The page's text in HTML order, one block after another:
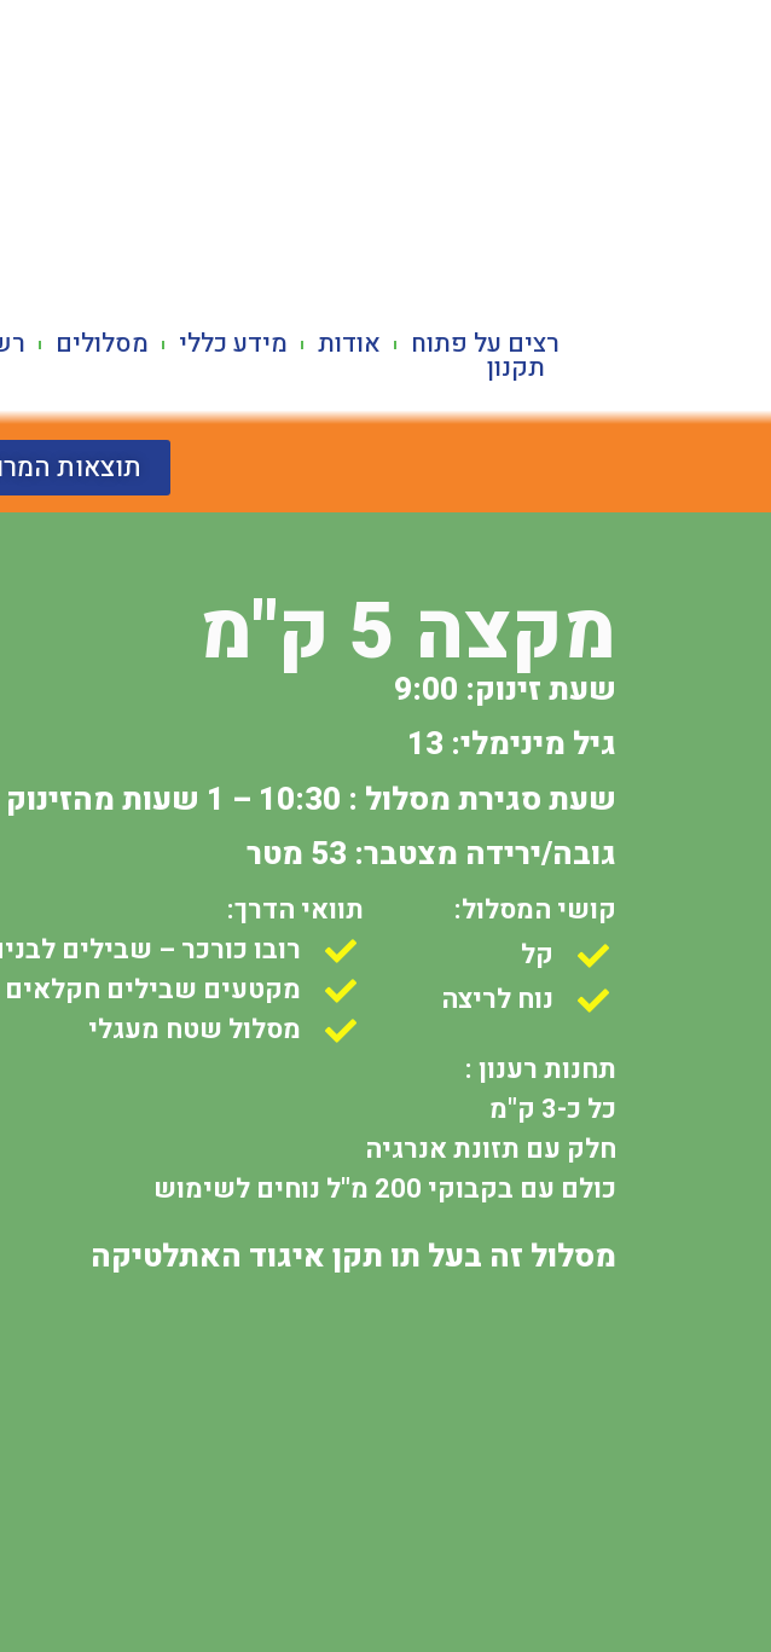
רצים על פתוח אודות מידע כללי מסלולים
תקנון
תוצאות
מקצה 5 ק"מ
שעת זינוק: 9:00
גיל מינימלי: 13
שעת סגירת מסלול : 10:30 – 1 שעות מהזינוק –
גובה/ירידה מצטבר: 53 מטר
קושי המסלול:
קל
נוח לריצה
תוואי הדרך:
רובו כורכר – שבילים
מקטעים שבילים חקלאים
מסלול שטח מעגלי
תחנות רענון :
כל כ-3 ק"מ
חלק עם תזונת אנרגיה
כולם עם בקבוקי 200 מ"ל נוחים לשימוש
מסלול זה בעל תו תקן איגוד האתלטיקה